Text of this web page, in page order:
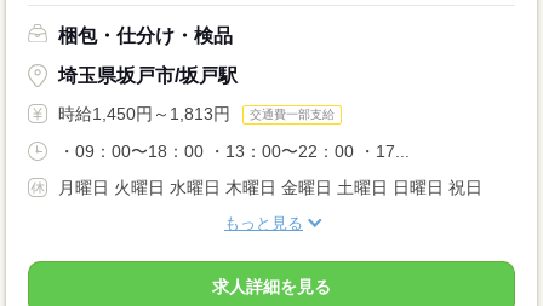
梱包・仕分け・検品
埼玉県坂戸市/坂戸駅
時給1,450円～1,813円 交通費一部支給
・09：00〜18：00 ・13：00〜22：00 ・17...
月曜日 火曜日 水曜日 木曜日 金曜日 土曜日 日曜日 祝日
もっと見る
求人詳細を見る